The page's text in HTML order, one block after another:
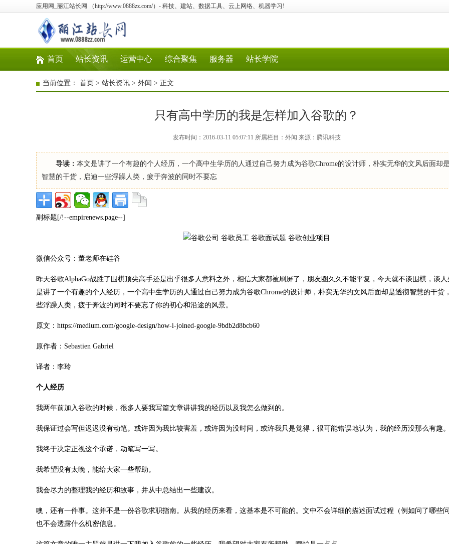
应用网_丽江站长网 （http://www.0888zz.com/）- 科技、建站、数据工具、云上网络、机器学习!
首页 站长资讯 运营中心 综合聚焦 服务器 站长学院
当前位置： 首页 > 站长资讯 > 外闻 > 正文
只有高中学历的我是怎样加入谷歌的？
发布时间：2016-03-11 05:07:11 所属栏目：外闻 来源：腾讯科技
导读： 本文是讲了一个有趣的个人经历，一个高中生学历的人通过自己努力成为谷歌Chrome的设计师，朴实无华的文风后面却
智慧的干货，启迪一些浮躁人类，疲于奔波的同时不要忘
副标题[/!--empirenews.page--]
微信公众号：董老师在硅谷
昨天谷歌AlphaGo战胜了围棋顶尖高手还是出乎很多人意料之外，相信大家都被刷屏了，朋友圈久久不能平复，今天就不谈围棋，谈人
是讲了一个有趣的个人经历，一个高中生学历的人通过自己努力成为谷歌Chrome的设计师，朴实无华的文风后面却是透彻智慧的干货
些浮躁人类，疲于奔波的同时不要忘了你的初心和沿途的风景。
原文：https://medium.com/google-design/how-i-joined-google-9bdb2d8bcb60
原作者：Sebastien Gabriel
译者：李玲
个人经历
我两年前加入谷歌的时候，很多人要我写篇文章讲讲我的经历以及我怎么做到的。
我保证过会写但迟迟没有动笔。或许因为我比较害羞，或许因为没时间，或许我只是觉得，很可能错误地认为，我的经历没那么有趣。
我终于决定正视这个承诺，动笔写一写。
我希望没有太晚，能给大家一些帮助。
我会尽力的整理我的经历和故事，并从中总结出一些建议。
噢，还有一件事。这并不是一份谷歌求职指南。从我的经历来看，这基本是不可能的。文中不会详细的描述面试过程（例如问了哪些问
也不会透露什么机密信息。